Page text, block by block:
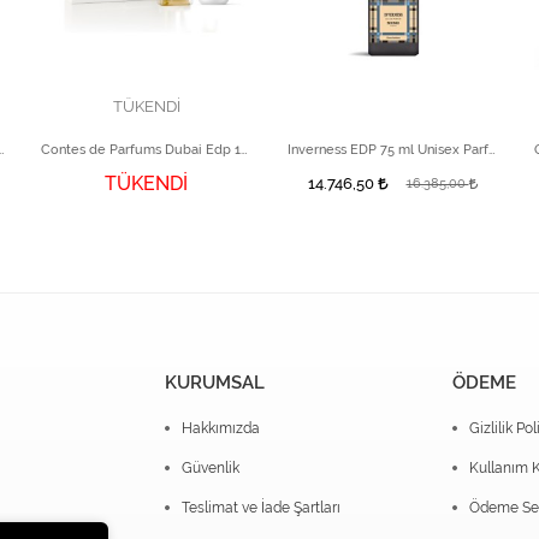
TÜKENDİ
TÜKENDİ 14.746,50 16.385,00
KURUMSAL
Hakkımızda
Güvenlik
Teslimat ve İade Şartları
ÖDEME
Gizlilik
Kullanım
Ödeme